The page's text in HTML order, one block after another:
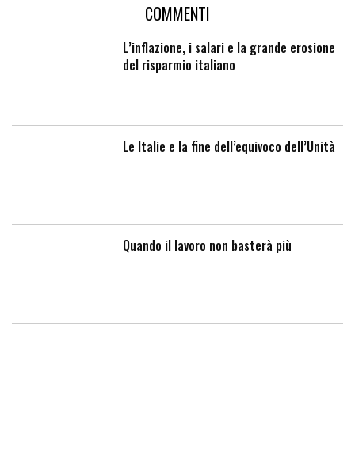
COMMENTI
L’inflazione, i salari e la grande erosione
del risparmio italiano
Le Italie e la fine dell’equivoco dell’Unità
Quando il lavoro non basterà più